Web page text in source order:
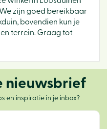
zijn goed bereikbaar
bovendien kun je
terrein. Graag tot
nieuwsbrief
en inspiratie in je inbox?